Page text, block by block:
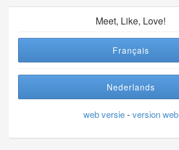
Meet, Like, Love!
Français
Nederlands
web versie-version web